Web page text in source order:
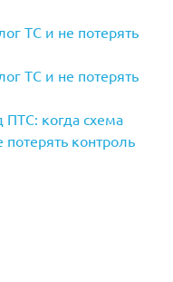
ТС и не потерять
ТС и не потерять
когда схема
контроль